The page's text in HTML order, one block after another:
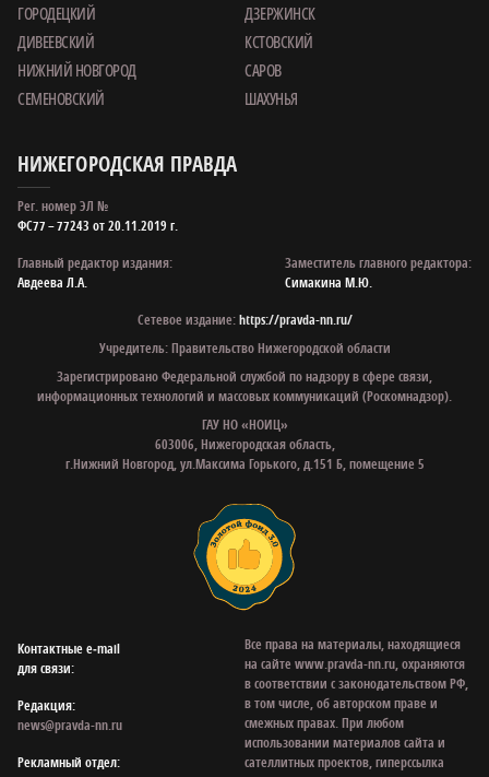
ГОРОДЕЦКИЙ
ДЗЕРЖИНСК
ДИВЕЕВСКИЙ
КСТОВСКИЙ
НИЖНИЙ НОВГОРОД
САРОВ
СЕМЕНОВСКИЙ
ШАХУНЬЯ
НИЖЕГОРОДСКАЯ ПРАВДА
Рег. номер ЭЛ №
ФС77 – 77243 от 20.11.2019 г.
Главный редактор издания:
Авдеева Л.А.
Заместитель главного редактора:
Симакина М.Ю.
Сетевое издание:https://pravda-nn.ru/
Учредитель: Правительство Нижегородской области
Зарегистрировано Федеральной службой по надзору в сфере связи,
информационных технологий и массовых коммуникаций (Роскомнадзор).
ГАУ НО «НОИЦ»
603006, Нижегородская область,
г.Нижний Новгород, ул.Максима Горького, д.151 Б, помещение 5
Контактные e‑mail
для связи:
Редакция:
news@pravda-nn.ru
Рекламный отдел:
Все права на материалы, находящиеся
на сайте www.pravda-nn.ru, охраняются
в соответствии с законодательством РФ,
в том числе, об авторском праве и
смежных правах. При любом
использовании материалов сайта и
сателлитных проектов, гиперссылка